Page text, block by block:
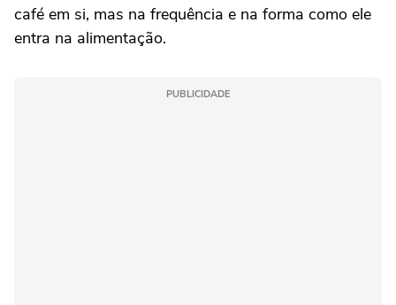
café em si, mas na frequência e na forma como ele
entra na alimentação.
PUBLICIDADE